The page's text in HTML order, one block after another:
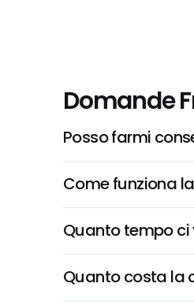
Domande
Posso farmi
Come funziona
Quanto tempo ci
Quanto costa la